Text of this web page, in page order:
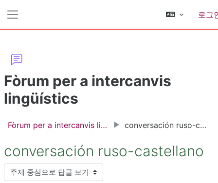
로그
Fòrum per a intercanvis
lingüístics
Fòrum per a intercanvis lingüístics conversación ruso-castellano
conversación ruso-castellano
표시 모드